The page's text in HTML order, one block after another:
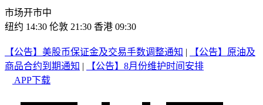
市场开市中
纽约 14:30 伦敦 21:30 香港 09:30
【公告】美股币保证金及交易手数调整通知 |
【公告】原油及
商品合约到期通知 |
【公告】8月份维护时间安排
APP下载